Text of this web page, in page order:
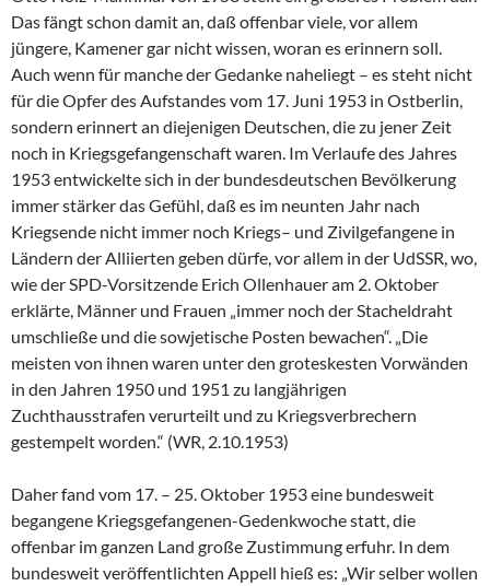
Das fängt schon damit an, daß offenbar viele, vor allem
jüngere, Kamener gar nicht wissen, woran es erinnern soll.
Auch wenn für manche der Gedanke naheliegt – es steht nicht
für die Opfer des Aufstandes vom 17. Juni 1953 in Ostberlin,
sondern erinnert an diejenigen Deutschen, die zu jener Zeit
noch in Kriegsgefangenschaft waren. Im Verlaufe des Jahres
1953 entwickelte sich in der bundesdeutschen Bevölkerung
immer stärker das Gefühl, daß es im neunten Jahr nach
Kriegsende nicht immer noch Kriegs– und Zivilgefangene in
Ländern der Alliierten geben dürfe, vor allem in der UdSSR, wo,
wie der SPD-Vorsitzende Erich Ollenhauer am 2. Oktober
erklärte, Männer und Frauen „immer noch der Stacheldraht
umschließe und die sowjetische Posten bewachen“. „Die
meisten von ihnen waren unter den groteskesten Vorwänden
in den Jahren 1950 und 1951 zu langjährigen
Zuchthausstrafen verurteilt und zu Kriegsverbrechern
gestempelt worden.“ (WR, 2.10.1953)
Daher fand vom 17. – 25. Oktober 1953 eine bundesweit
begangene Kriegsgefangenen-Gedenkwoche statt, die
offenbar im ganzen Land große Zustimmung erfuhr. In dem
bundesweit veröffentlichten Appell hieß es: „Wir selber wollen